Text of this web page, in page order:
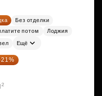
Без отделки
потом
Лоджия
Ещё
21%